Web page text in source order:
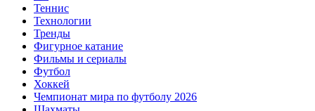
Теннис
Технологии
Тренды
Фигурное катание
Фильмы и сериалы
Футбол
Хоккей
Чемпионат мира по футболу 2026